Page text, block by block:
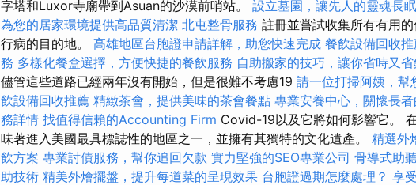
字塔和Luxor寺廟帶到Asuan的沙漠前哨站。 設立墓園，讓先人的靈魂長
為您的居家環境提供高品質清潔 北屯整骨服務 註冊並嘗試收集所有有用
行病的目的地。 高雄地區台胞證申請詳解，助您快速完成 餐飲設備回收
務 多樣化餐盒選擇，方便快捷的餐飲服務 自助搬家的技巧，讓你省時又
儘管這些道路已經兩年沒有開始，但是很難不考慮19 請一位打掃阿姨，幫
飲設備回收推薦 精緻茶會，提供美味的茶會餐點 專業安養中心，關懷長
務詳情 找值得信賴的Accounting Firm Covid-19以及它將如何影響它。
味著進入美國最具標誌性的地區之一，並擁有其獨特的文化遺產。 精選外
飲方案 專業討債服務，幫你追回欠款 實力堅強的SEO專業公司 骨導式助
助技術 精美外燴擺盤，提升每道菜的呈現效果 台胞證過期怎麼處理？ 享